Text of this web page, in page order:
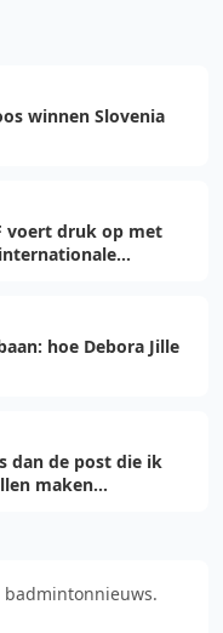
winnen Slovenia
voert druk op met
hoe Debora Jille
dan de post die ik
maken...
badmintonnieuws.